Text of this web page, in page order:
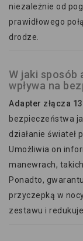
niezależnie od
prawidłowego
drodze.
W jaki sposób
wpływa na
Adapter złącza
bezpieczeństwa
działanie świateł
Umożliwia on
manewrach,
Ponadto,
przyczepką w
zestawu i